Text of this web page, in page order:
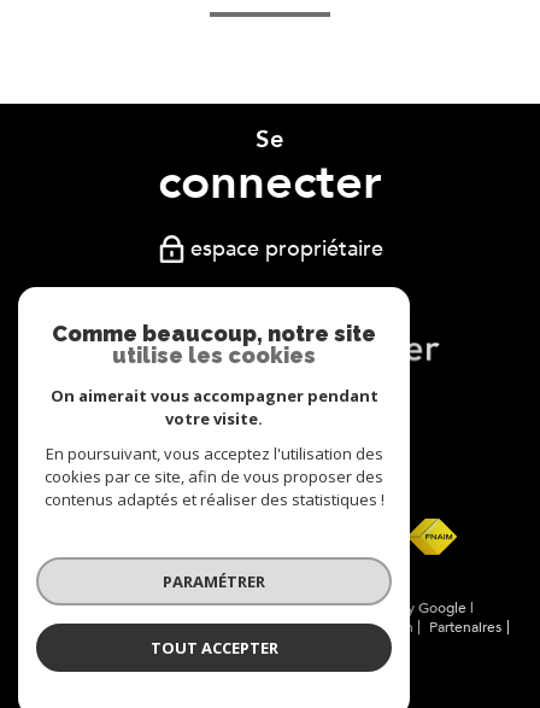
Se
connecter
espace propriétaire
Nous
adhérons
© 2026 | Tous droits réservés | Traduction powered by Google |
Nos honoraires
Plan du site Mentions légales Admin
Partenaires
Politique RGPD
Comme beaucoup, notre site
utilise les cookies
On aimerait vous accompagner pendant
votre visite.
En poursuivant, vous acceptez l'utilisation des
cookies par ce site, afin de vous proposer des
contenus adaptés et réaliser des statistiques !
PARAMÉTRER
TOUT ACCEPTER